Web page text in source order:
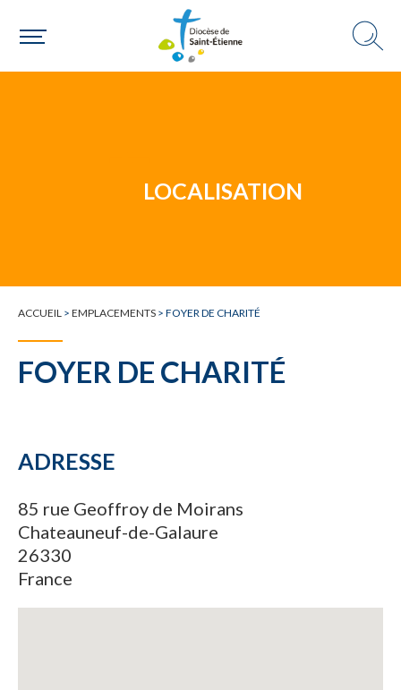
Un mouvement
LOCALISATION
ACCUEIL > EMPLACEMENTS > FOYER DE CHARITÉ
FOYER DE CHARITÉ
ADRESSE
85 rue Geoffroy de Moirans
Chateauneuf-de-Galaure
26330
France